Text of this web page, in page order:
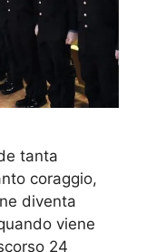
tanta
coraggio,
diventa
viene
24